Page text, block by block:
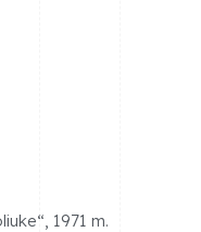
1971 m.